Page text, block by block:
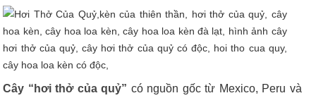
Cây “hơi thở của quỷ” có nguồn gốc từ Mexico, Peru và